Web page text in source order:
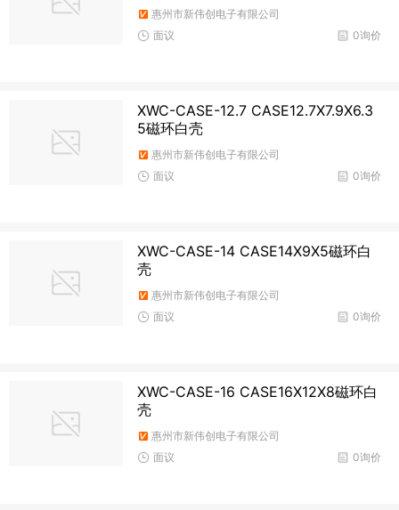
惠州市新伟创电子有限公司
0询价
面议
XWC-CASE-12.7 CASE12.7X7.9X6.3
5磁环白壳
惠州市新伟创电子有限公司
0询价
面议
XWC-CASE-14 CASE14X9X5磁环白
壳
惠州市新伟创电子有限公司
0询价
面议
XWC-CASE-16 CASE16X12X8磁环白
壳
惠州市新伟创电子有限公司
0询价
面议